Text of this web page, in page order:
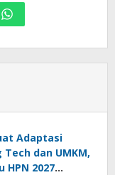
Adaptasi
dan UMKM,
HPN 2027